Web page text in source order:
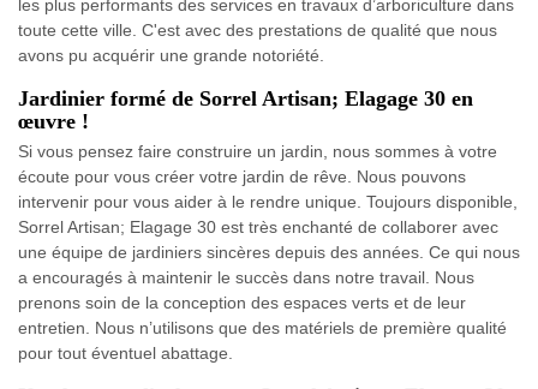
les plus performants des services en travaux d’arboriculture dans
toute cette ville. C'est avec des prestations de qualité que nous
avons pu acquérir une grande notoriété.
Jardinier formé de Sorrel Artisan; Elagage 30 en
œuvre !
Si vous pensez faire construire un jardin, nous sommes à votre
écoute pour vous créer votre jardin de rêve. Nous pouvons
intervenir pour vous aider à le rendre unique. Toujours disponible,
Sorrel Artisan; Elagage 30 est très enchanté de collaborer avec
une équipe de jardiniers sincères depuis des années. Ce qui nous
a encouragés à maintenir le succès dans notre travail. Nous
prenons soin de la conception des espaces verts et de leur
entretien. Nous n’utilisons que des matériels de première qualité
pour tout éventuel abattage.